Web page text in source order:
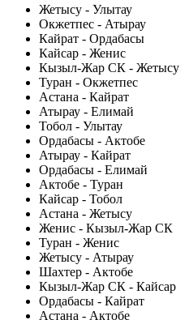
Жетысу - Улытау
Окжетпес - Атырау
Кайрат - Ордабасы
Кайсар - Женис
Кызыл-Жар СК - Жетысу
Туран - Окжетпес
Астана - Кайрат
Атырау - Елимай
Тобол - Улытау
Ордабасы - Актобе
Атырау - Кайрат
Ордабасы - Елимай
Актобе - Туран
Кайсар - Тобол
Астана - Жетысу
Женис - Кызыл-Жар СК
Туран - Женис
Жетысу - Атырау
Шахтер - Актобе
Кызыл-Жар СК - Кайсар
Ордабасы - Кайрат
Астана - Актобе